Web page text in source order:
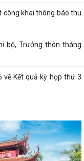
công khai thông báo thu
bộ, Trưởng thôn tháng
về Kết quả kỳ họp thứ 3
nhiệm vụ trọng tâm tại
HĐND thành phố về việc